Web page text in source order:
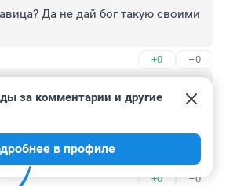
Да не дай бог такую своими
+0 –0
померла уже... все такая
Вот и спросите у ее родных и
важнее... видеть ее
или все таки живой?
+0 –0
за комментарии и другие
в профиле